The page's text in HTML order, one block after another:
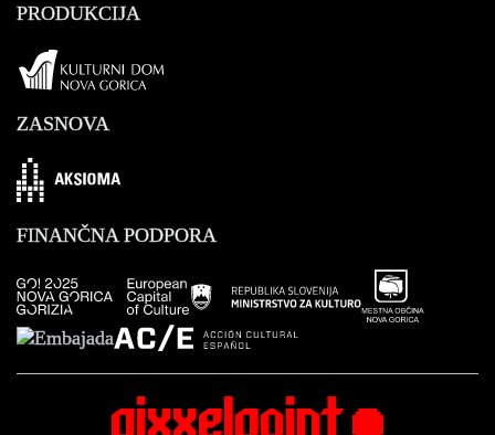
PRODUKCIJA
ZASNOVA
Aksioma
FINANČNA PODPORA
GO!2025 Nova Gorica Evropska prestolnica kulture
Ministrstvo za kulturo RS
Mestna Občina
AC/E Acción Cultural Española